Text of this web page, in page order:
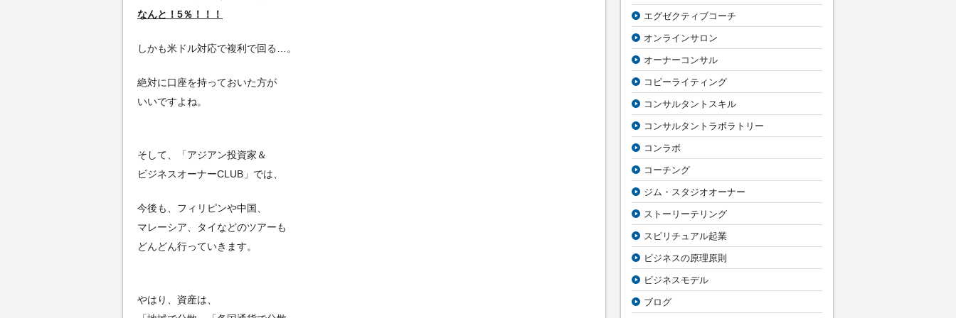
なんと！5％！！！
しかも米ドル対応で複利で回る…。
絶対に口座を持っておいた方が
いいですよね。
そして、「アジアン投資家＆
ビジネスオーナーCLUB」では、
今後も、フィリピンや中国、
マレーシア、タイなどのツアーも
どんどん行っていきます。
やはり、資産は、
エグゼクティブコーチ
オンラインサロン
オーナーコンサル
コピーライティング
コンサルタントスキル
コンサルタントラボラトリー
コンラボ
コーチング
ジム・スタジオオーナー
ストーリーテリング
スピリチュアル起業
ビジネスの原理原則
ビジネスモデル
ブログ